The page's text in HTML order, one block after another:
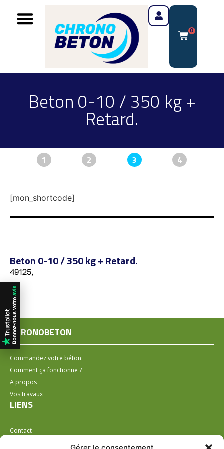
0
Beton 0-10 / 350 kg +
Retard.
1 2 3 4
[mon_shortcode]
Beton 0-10 / 350 kg + Retard.
49125,
CHRONOBETON
Commandez votre béton
Comment ça fonctionne ?
A propos
Vos travaux
LIENS
Contact